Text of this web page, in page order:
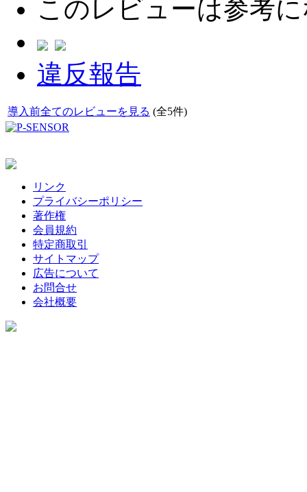
このレビューは参考
違反報告
導入前全てのレビューを見る (全5件)
リンク
プライバシーポリシー
著作権
会員規約
特定商取引
サイトマップ
広告について
お問合せ
会社概要